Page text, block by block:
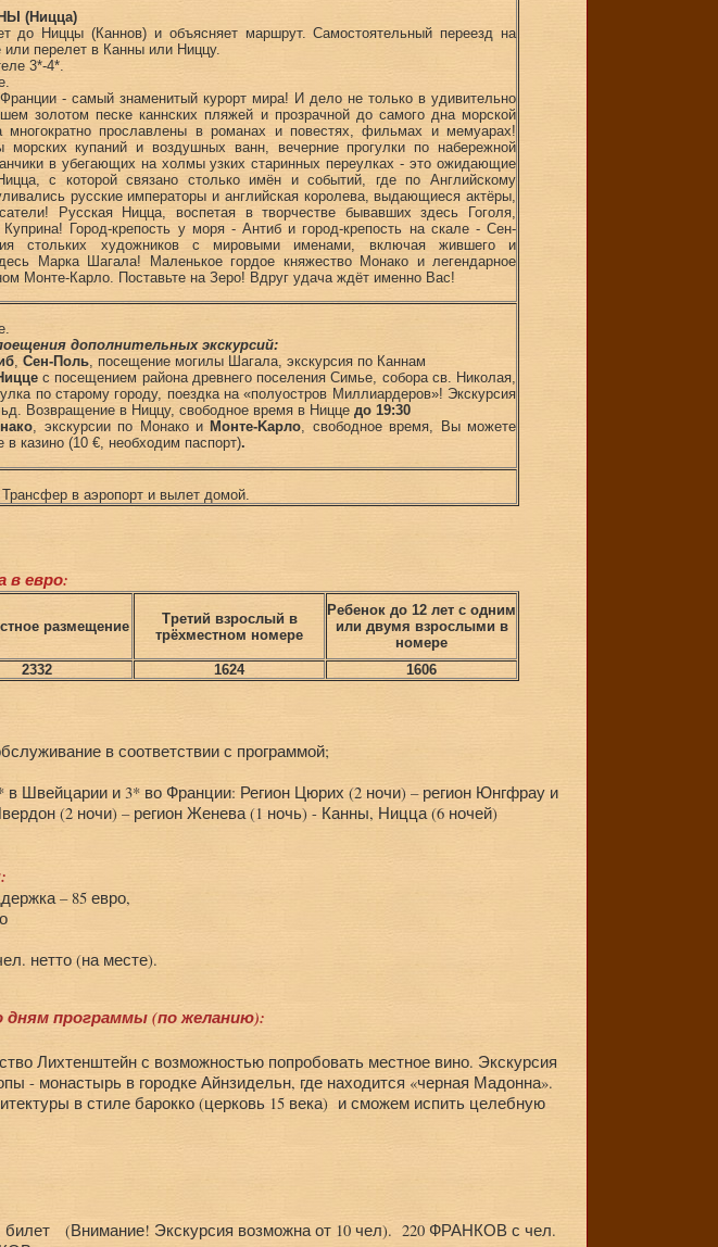
(Ницца)
до Ниццы (Каннов) и объясняет маршрут. Самостоятельный переезд на
или перелет в Канны или Ниццу.
3*-4*.
- самый знаменитый курорт мира! И дело не только в удивительно
золотом песке каннских пляжей и прозрачной до самого дна морской
многократно прославлены в романах и повестях, фильмах и мемуарах!
морских купаний и воздушных ванн, вечерние прогулки по набережной
в убегающих на холмы узких старинных переулках - это ожидающие
с которой связано столько имён и событий, где по Английскому
русские императоры и английская королева, выдающиеся актёры,
Русская Ницца, воспетая в творчестве бывавших здесь Гоголя,
Город-крепость у моря - Антиб и город-крепость на скале - Сен-
стольких художников с мировыми именами, включая жившего и
Марка Шагала! Маленькое гордое княжество Монако и легендарное
Монте-Карло. Поставьте на Зеро! Вдруг удача ждёт именно Вас!
дополнительных экскурсий:
, Сен-Поль, посещение могилы Шагала, экскурсия по Каннам
с посещением района древнего поселения Симье, cобора cв. Николая,
по старому городу, поездка на «полуостров Миллиардеров»! Экскурсия
Возвращение в Ниццу, свободное время в Ницце до 19:30
, экскурсии по Монако и Монте-Kарло, свободное время, Вы можете
в казино (10 €, необходим паспорт).
в аэропорт и вылет домой.
в евро:
размещение
Третий взрослый в
трёхместном номере
Ребенок до 12 лет с одним
или двумя взрослыми в
номере
2332 1624 1606
в соответствии с программой;
в Швейцарии и 3* во Франции: Регион Цюрих (2 ночи) – регион Юнгфрау и
(2 ночи) – регион Женева (1 ночь) - Канны, Ницца (6 ночей)
– 85 евро,
нетто (на месте).
дням программы (по желанию):
Лихтенштейн с возможностью попробовать местное вино. Экскурсия
- монастырь в городке Айнзидельн, где находится «черная Мадонна».
в стиле барокко (церковь 15 века) и сможем испить целебную
билет (Внимание! Экскурсия возможна от 10 чел). 220 ФРАНКОВ с чел.